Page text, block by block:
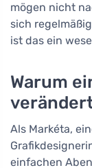
mögen nicht
sich
ist das ein
Warum
Als Markéta,
einfachen